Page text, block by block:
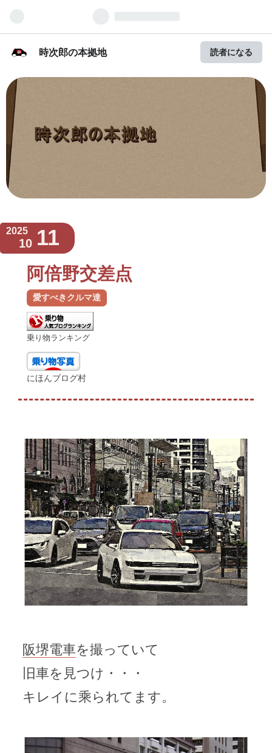
時次郎の本拠地 読者になる
2025
10 11
阿倍野交差点
愛すべきクルマ達
乗り物ランキング
にほんブログ村
阪堺電車を撮っていて
旧車を見つけ・・・
キレイに乘られてます。